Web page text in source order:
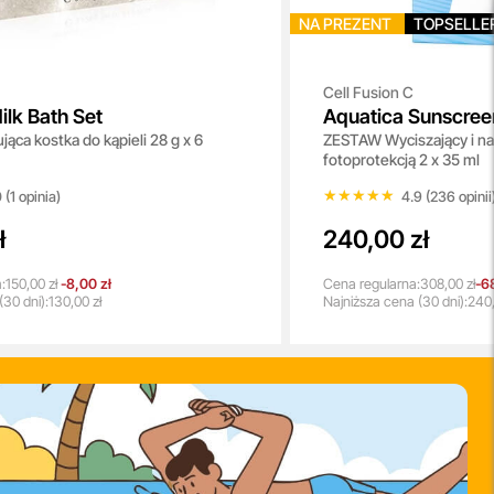
Bath Set
kostka do kąpieli 28 g x 6
(1 opinia)
150,00 zł -8,00 zł
(30 dni):130,00 zł
NA PREZENT
Cell Fusion C
Aquatica
++++
ZESTAW Wyciszający i
fotoprotekcją 2 x 35 ml
★★★★★
★★★★★ 4.9 (236
240,00 zł
Cena regularna:308,00 zł-
Najniższa cena (30 dni):